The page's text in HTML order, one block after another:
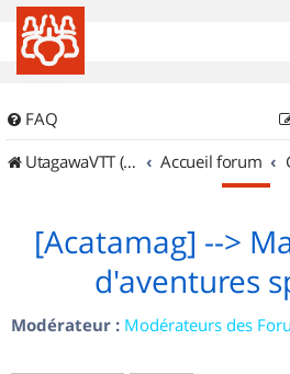
FAQ
UtagawaVTT (Randos VTT et VTTAE avec traces GPS)
Accueil forum
[Acatamag] -->
d'aventures
Modérateur : Modérateurs des